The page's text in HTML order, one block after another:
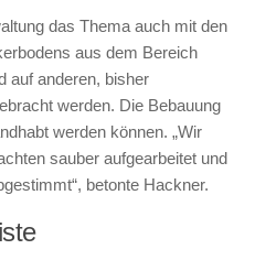
das Thema auch mit den
aus dem Bereich
auf anderen, bisher
werden. Die Bebauung
werden können. „Wir
sauber aufgearbeitet und
betonte Hackner.